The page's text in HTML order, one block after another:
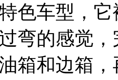
色车型，
弯的感觉
箱和边箱